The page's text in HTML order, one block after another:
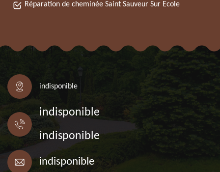
Réparation de cheminée Saint Sauveur Sur Ecole
indisponible
indisponible
indisponible
indisponible